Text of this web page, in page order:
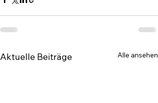
Aktuelle Beiträge Alle ansehen